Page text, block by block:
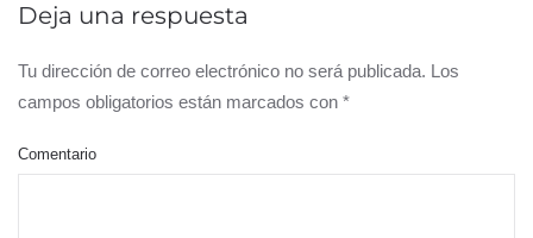
Deja una respuesta
Tu dirección de correo electrónico no será publicada. Los
campos obligatorios están marcados con *
Comentario